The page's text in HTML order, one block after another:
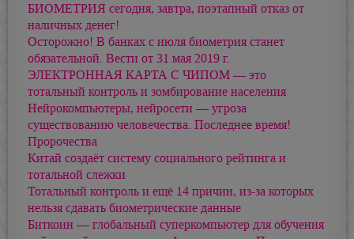
БИОМЕТРИЯ сегодня, завтра, поэтапный отказ от
наличных денег!
Осторожно! В банках с июля биометрия станет
обязательной. Вести от 31 мая 2019 г.
ЭЛЕКТРОННАЯ КАРТА С ЧИПОМ — это
тотальный контроль и зомбирование населения
Нейрокомпьютеры, нейросети — угроза
существованию человечества. Последнее время!
Пророчества
Китай создаёт систему социального рейтинга и
тотальной слежки
Тотальный контроль и ещё 14 причин, из-за которых
нельзя сдавать биометрические данные
Биткоин — глобальный суперкомпьютер для обучения